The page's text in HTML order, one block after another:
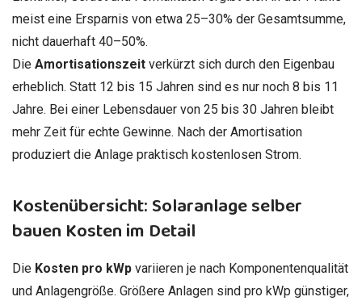
meist eine Ersparnis von etwa 25–30% der Gesamtsumme,
nicht dauerhaft 40–50%.
Die Amortisationszeit verkürzt sich durch den Eigenbau
erheblich. Statt 12 bis 15 Jahren sind es nur noch 8 bis 11
Jahre. Bei einer Lebensdauer von 25 bis 30 Jahren bleibt
mehr Zeit für echte Gewinne. Nach der Amortisation
produziert die Anlage praktisch kostenlosen Strom.
Kostenübersicht: Solaranlage selber
bauen Kosten im Detail
Die Kosten pro kWp variieren je nach Komponentenqualität
und Anlagengröße. Größere Anlagen sind pro kWp günstiger,